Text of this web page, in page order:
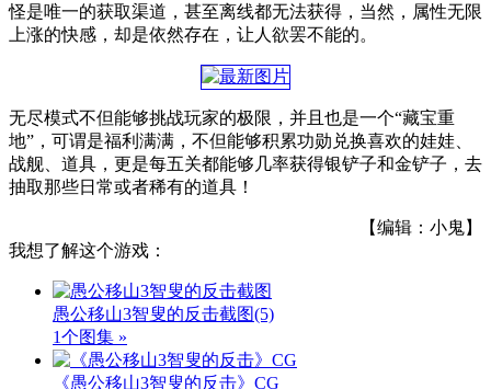
怪是唯一的获取渠道，甚至离线都无法获得，当然，属性无限
上涨的快感，却是依然存在，让人欲罢不能的。
无尽模式不但能够挑战玩家的极限，并且也是一个“藏宝重
地”，可谓是福利满满，不但能够积累功勋兑换喜欢的娃娃、
战舰、道具，更是每五关都能够几率获得银铲子和金铲子，去
抽取那些日常或者稀有的道具！
【编辑：小鬼】
我想了解这个游戏：
愚公移山3智叟的反击截图(5)
1个图集 »
《愚公移山3智叟的反击》CG